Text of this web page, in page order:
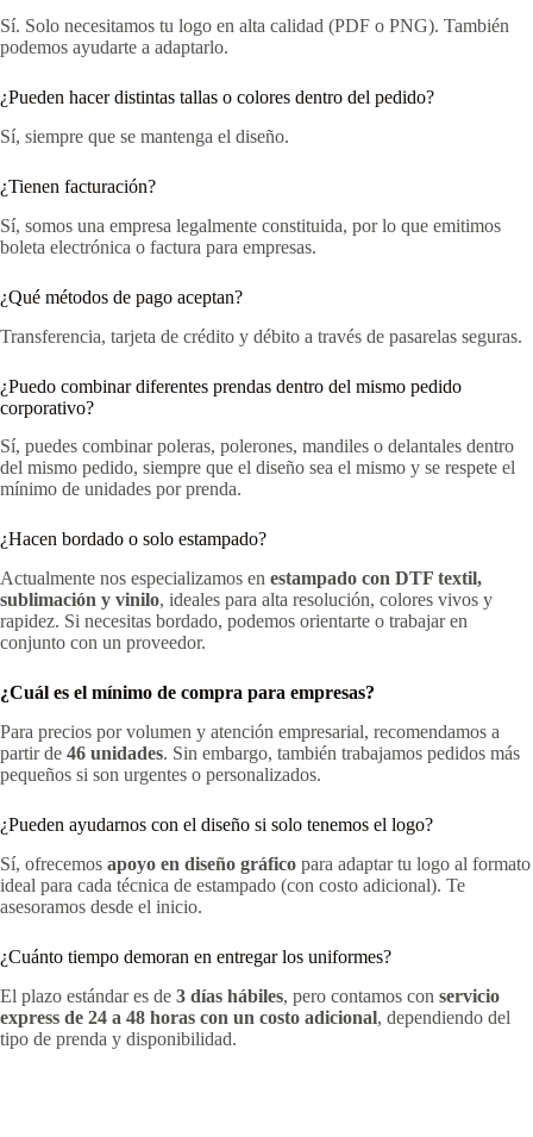
Sí. Solo necesitamos tu logo en alta calidad (PDF o PNG). También
podemos ayudarte a adaptarlo.
¿Pueden hacer distintas tallas o colores dentro del pedido?
Sí, siempre que se mantenga el diseño.
¿Tienen facturación?
Sí, somos una empresa legalmente constituida, por lo que emitimos
boleta electrónica o factura para empresas.
¿Qué métodos de pago aceptan?
Transferencia, tarjeta de crédito y débito a través de pasarelas seguras.
¿Puedo combinar diferentes prendas dentro del mismo pedido
corporativo?
Sí, puedes combinar poleras, polerones, mandiles o delantales dentro
del mismo pedido, siempre que el diseño sea el mismo y se respete el
mínimo de unidades por prenda.
¿Hacen bordado o solo estampado?
Actualmente nos especializamos en estampado con DTF textil,
sublimación y vinilo, ideales para alta resolución, colores vivos y
rapidez. Si necesitas bordado, podemos orientarte o trabajar en
conjunto con un proveedor.
¿Cuál es el mínimo de compra para empresas?
Para precios por volumen y atención empresarial, recomendamos a
partir de 46 unidades. Sin embargo, también trabajamos pedidos más
pequeños si son urgentes o personalizados.
¿Pueden ayudarnos con el diseño si solo tenemos el logo?
Sí, ofrecemos apoyo en diseño gráfico para adaptar tu logo al formato
ideal para cada técnica de estampado (con costo adicional). Te
asesoramos desde el inicio.
¿Cuánto tiempo demoran en entregar los uniformes?
El plazo estándar es de 3 días hábiles, pero contamos con servicio
express de 24 a 48 horas con un costo adicional, dependiendo del
tipo de prenda y disponibilidad.